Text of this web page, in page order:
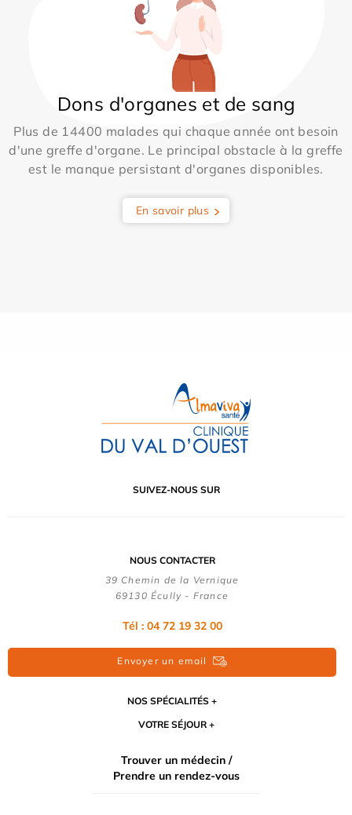
Dons d'organes et de sang
Plus de 14400 malades qui chaque année ont besoin
d'une greffe d'organe. Le principal obstacle à la greffe
est le manque persistant d'organes disponibles.
En savoir plus
SUIVEZ-NOUS SUR
NOUS CONTACTER
39 Chemin de la Vernique
69130 Écully - France
Tél : 04 72 19 32 00
Envoyer un email
NOS SPÉCIALITÉS
VOTRE SÉJOUR
Trouver un médecin /
Prendre un rendez-vous